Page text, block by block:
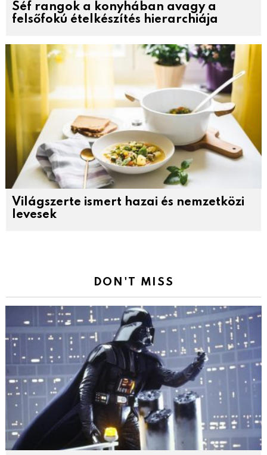
Séf rangok a konyhában avagy a
felsőfokú ételkészítés hierarchiája
Világszerte ismert hazai és nemzetközi
levesek
DON'T MISS